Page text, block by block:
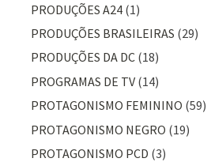
PRODUÇÕES A24 (1)
PRODUÇÕES BRASILEIRAS (29)
PRODUÇÕES DA DC (18)
PROGRAMAS DE TV (14)
PROTAGONISMO FEMININO (59)
PROTAGONISMO NEGRO (19)
PROTAGONISMO PCD (3)